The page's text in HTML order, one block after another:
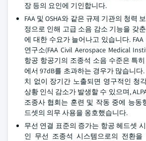
장 등의 요인에 기인합니다.
FAA 및 OSHA와 같은 규제 기관의 청력
정으로 인해 고급 소음 감소 기능을 갖
에 대한 수요가 늘어나고 있습니다.
연구소(FAA Civil Aerospace Medical
항공 항공기의 조종석 소음 수준은 특
에서 97dB를 초과하는 경우가 많습니다
치 없이 장기간 노출되면 영구적인 청
상황 인식 감소가 발생할 수 있으며,
조종사 협회는 훈련 및 작동 중에 능동
드셋의 의무 사용을 옹호했습니다.
무선 연결 표준의 증가는 항공 헤드셋
인 무선 조종석 시스템으로의 전환을